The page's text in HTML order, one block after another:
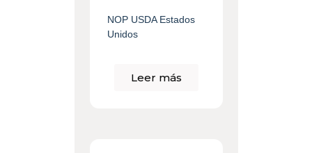
NOP USDA Estados
Unidos
Leer más